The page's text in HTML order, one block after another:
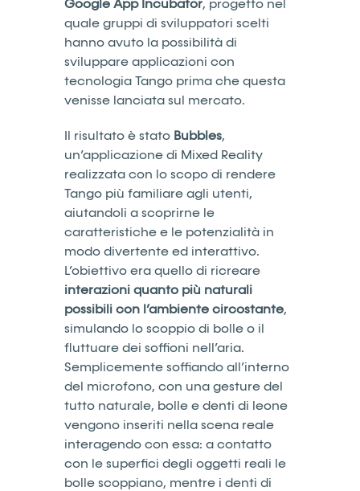
Google App Incubator, progetto nel
quale gruppi di sviluppatori scelti
hanno avuto la possibilità di
sviluppare applicazioni con
tecnologia Tango prima che questa
venisse lanciata sul mercato.
Il risultato è stato Bubbles,
un’applicazione di Mixed Reality
realizzata con lo scopo di rendere
Tango più familiare agli utenti,
aiutandoli a scoprirne le
caratteristiche e le potenzialità in
modo divertente ed interattivo.
L’obiettivo era quello di ricreare
interazioni quanto più naturali
possibili con l’ambiente circostante,
simulando lo scoppio di bolle o il
fluttuare dei soffioni nell’aria.
Semplicemente soffiando all’interno
del microfono, con una gesture del
tutto naturale, bolle e denti di leone
vengono inseriti nella scena reale
interagendo con essa: a contatto
con le superfici degli oggetti reali le
bolle scoppiano, mentre i denti di